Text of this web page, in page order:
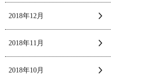
2018年12月
2018年11月
2018年10月